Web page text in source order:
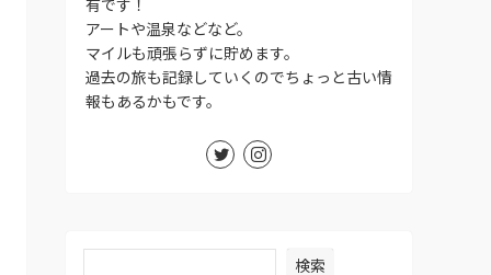
アートや温泉などなど。
マイルも頑張らずに貯めます。
過去の旅も記録していくのでちょっと古い情
報もあるかもです。
検索